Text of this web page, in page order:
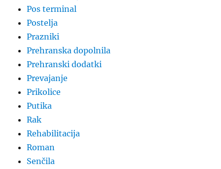
Pos terminal
Postelja
Prazniki
Prehranska dopolnila
Prehranski dodatki
Prevajanje
Prikolice
Putika
Rak
Rehabilitacija
Roman
Senčila